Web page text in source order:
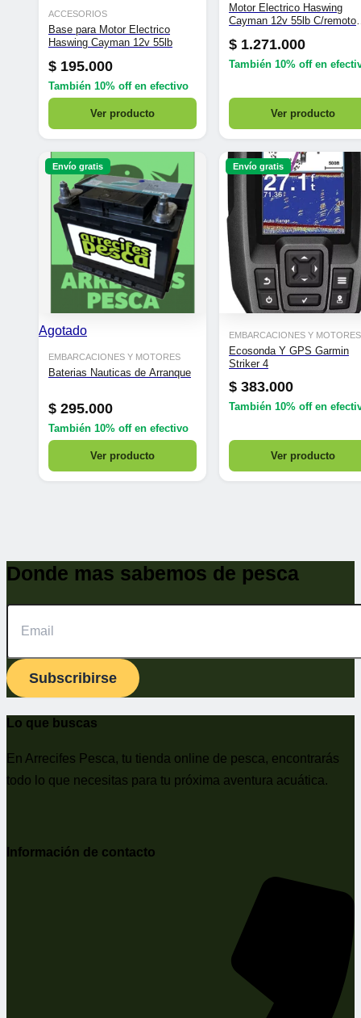
ACCESORIOS
Base para Motor Electrico
Haswing Cayman 12v 55lb
$ 195.000
También 10% offen efectivo
Ver producto
Motor Electrico Haswing
Cayman 12v 55lb C/remoto
$ 1.271.000
También 10% offen
Ver producto
Envío gratis
Agotado
EMBARCACIONES Y MOTORES
Baterias Nauticas de Arranque
$ 295.000
También 10% offen efectivo
Ver producto
Envío gratis
EMBARCACIONES Y MOTORES
Ecosonda Y GPS Garmin
Striker 4
$ 383.000
También 10% offen
Ver producto
Donde mas sabemos de pesca
Subscribirse
Lo que buscas
En Arrecifes Pesca, tu tienda online de pesca, encontrarás
todo lo que necesitas para tu próxima aventura acuática.
Información de contacto